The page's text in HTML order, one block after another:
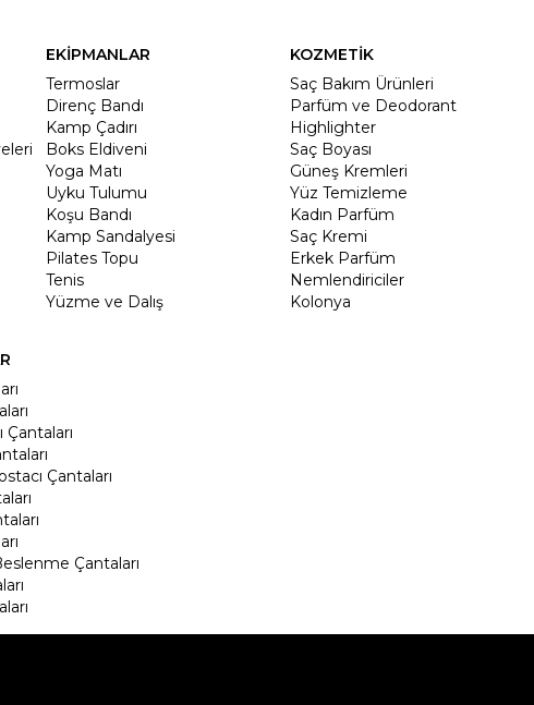
EKİPMANLAR
Termoslar
Direnç Bandı
Kamp Çadırı
Boks Eldiveni
Yoga Matı
Uyku Tulumu
Koşu Bandı
Kamp Sandalyesi
Pilates Topu
Tenis
Yüzme ve Dalış
KOZMETİK
Saç Bakım Ürünleri
Parfüm ve Deodorant
Highlighter
Saç Boyası
Güneş Kremleri
Yüz Temizleme
Kadın Parfüm
Saç Kremi
Erkek Parfüm
Nemlendiriciler
Kolonya
Çantaları
Çantaları
Çantaları